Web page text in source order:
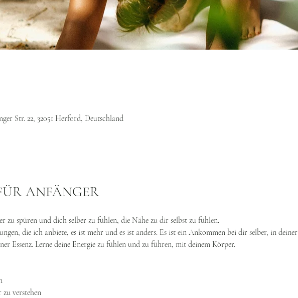
Str. 22, 32051 Herford, Deutschland
ANFÄNGER
zu spüren und dich selber zu fühlen, die Nähe zu dir selbst zu fühlen.
die ich anbiete, es ist mehr und es ist anders. Es ist ein Ankommen bei dir selber, in deiner
Essenz. Lerne deine Energie zu fühlen und zu führen, mit deinem Körper.
zu verstehen